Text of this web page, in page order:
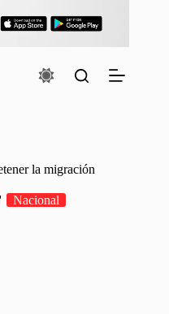
la migración
Nacional